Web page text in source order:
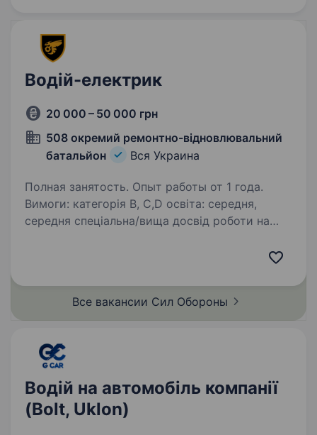
Водій-електрик
20 000 – 50 000 грн
508 окремий ремонтно-відновлювальний
батальйон
Вся Украина
Полная занятость. Опыт работы от 1 года.
Вимоги: категорія В, С,D освіта: середня,
середня спеціальна/вища досвід роботи на
Все вакансии Сил Обороны
Водій на автомобіль компанії
(Bolt, Uklon)